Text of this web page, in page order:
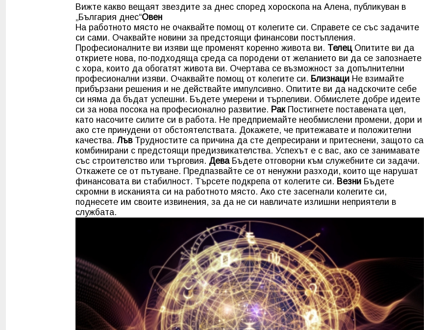
Вижте какво вещаят звездите за днес според хороскопа на Алена, публикуван в
„България днес“Овен
На работното място не очаквайте помощ от колегите си. Справете се със задачите
си сами. Очаквайте новини за предстоящи финансови постъпления.
Професионалните ви изяви ще променят коренно живота ви. ТелецОпитите ви да
откриете нова, по-подходяща среда са породени от желанието ви да се запознаете
с хора, които да обогатят живота ви. Очертава се възможност за допълнителни
професионални изяви. Очаквайте помощ от колегите си. Близнаци Не взимайте
прибързани решения и не действайте импулсивно. Опитите ви да надскочите себе
си няма да бъдат успешни. Бъдете умерени и търпеливи. Обмислете добре идеите
си за нова посока на професионално развитие. РакПостигнете поставената цел,
като насочите силите си в работа. Не предприемайте необмислени промени, дори и
ако сте принудени от обстоятелствата. Докажете, че притежавате и положителни
качества. ЛъвТрудностите са причина да сте депресирани и притеснени, защото са
комбинирани с предстоящи предизвикателства. Успехът е с вас, ако се занимавате
със строителство или търговия. ДеваБъдете отговорни към служебните си задачи.
Откажете се от пътуване. Предпазвайте се от ненужни разходи, които ще нарушат
финансовата ви стабилност. Търсете подкрепа от колегите си. Везни Бъдете
скромни в исканията си на работното място. Ако сте засегнали колегите си,
поднесете им своите извинения, за да не си навличате излишни неприятели в
службата.